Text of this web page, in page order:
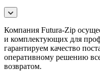
Компания Futura-Zip
и комплектующих для
гарантируем качество
оперативному решению
возвратом.